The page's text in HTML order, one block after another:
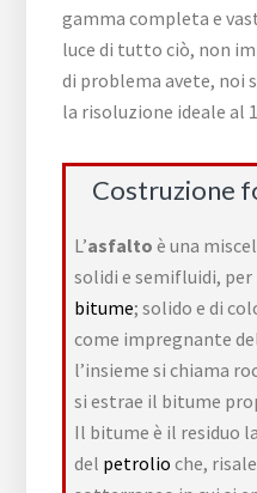
gamma completa e
luce di tutto ciò, non
di problema avete, noi
la risoluzione ideale al
Costruzione
L’asfalto è una
solidi e semifluidi,
bitume; solido e di
come impregnante
l’insieme si chiama
si estrae il bitume
Il bitume è il residuo
del petrolio che,